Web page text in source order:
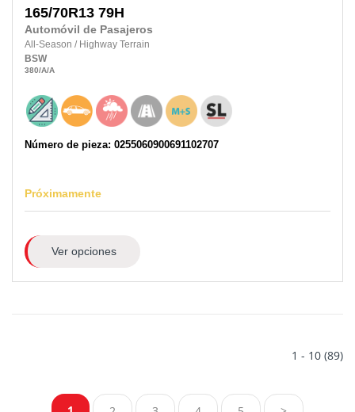
165/70R13 79H
Automóvil de Pasajeros
All-Season / Highway Terrain
BSW
380/A/A
Número de pieza: 0255060900691102707
Próximamente
Ver opciones
1 - 10 (89)